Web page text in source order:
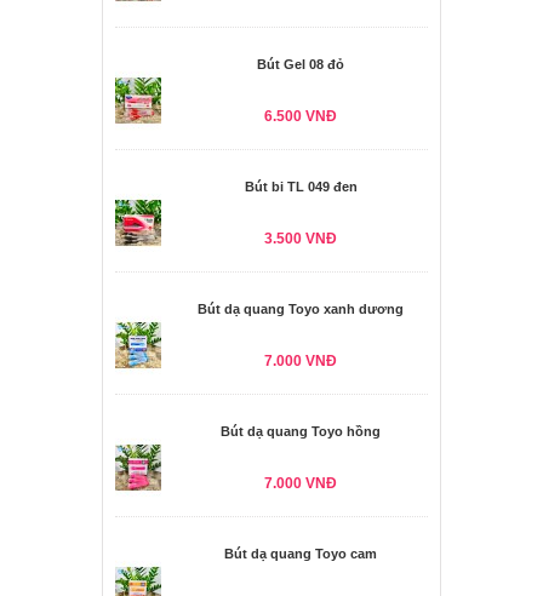
Bút Gel 08 đỏ
6.500 VNĐ
Bút bi TL 049 đen
3.500 VNĐ
Bút dạ quang Toyo xanh dương
7.000 VNĐ
Bút dạ quang Toyo hồng
7.000 VNĐ
Bút dạ quang Toyo cam